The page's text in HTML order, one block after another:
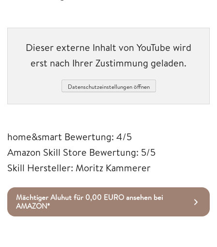
Dieser externe Inhalt von YouTube wird
erst nach Ihrer Zustimmung geladen.
Datenschutzeinstellungen öffnen
home&smart Bewertung: 4/5
Amazon Skill Store Bewertung: 5/5
Skill Hersteller: Moritz Kammerer
Mächtiger Aluhut für 0,00 EURO ansehen bei
AMAZON*